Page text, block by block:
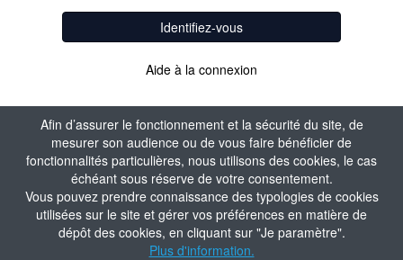
Afin d’assurer le fonctionnement et la sécurité du site, de
mesurer son audience ou de vous faire bénéficier de
fonctionnalités particulières, nous utilisons des cookies, le cas
échéant sous réserve de votre consentement.
Vous pouvez prendre connaissance des typologies de cookies
utilisées sur le site et gérer vos préférences en matière de
dépôt des cookies, en cliquant sur "Je paramètre".
Plus d'information.
Identifiez-vous
Aide à la connexion